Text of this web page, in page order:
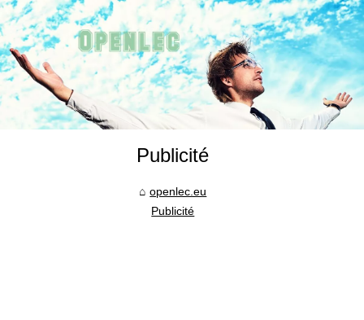
Publicité
openlec.eu
Publicité